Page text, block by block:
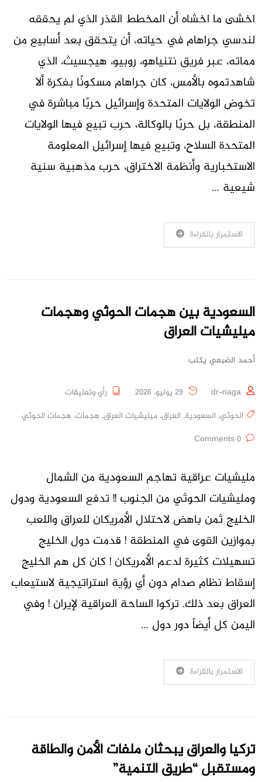
اخشى ما اخشاه أن المخطط القذر الذي لم يحققه
لندسي جراهام في حياته، أن يتحقق بعد أسابيع من
مماته، عبر فريق نتنياهو، روبيو، هيجسيث، الذي
شاهدتموه بالأمس، كان جراهام مسكونًا بفكرة ألا
تخوض الولايات المتحدة وإسرائيل حربًا مباشرة في
المنطقة، بل حربًا بالوكالة، حرب تبيع فيها الولايات
المتحدة السلاح، وتبيع فيها إسرائيل المعلومة
الاستخبارية وأنظمة الاختراق، حرب مذهبية سنية
شيعية …
الاستمرار بالقراءة
السعودية بين هجمات الحوثي وهجمات
ميليشيات العراق
أحمد الضبعي يكتب
dr-naga
رأي وتعليقات
الحوثي, السعودية, العراق, ميليشيات العراق, هجمات, هجمات الحوثي
مليشيات عراقية تهاجم السعودية من الشمال
ومليشيات الحوثي من الجنوب !! تدفع السعودية ودول
الخليج ثمن باهض لاحتلال الأمريكان للعراق واللعب
بموازين القوى في المنطقة ! قدمت دول الخليج
تسهيلات كثيرة لدعم الأمريكان ! كان كل هم الخليج
إسقاط نظام صدام دون أي رؤية استراتيجية لاستيعاب
العراق بعد ذلك. تركوا الساحة العراقية لإيران ! وفي
اليمن كل أيضاً دور دول …
الاستمرار بالقراءة
تركيا والعراق يبحثان ملفات الأمن والطاقة
ومستقبل “طريق التنمية”